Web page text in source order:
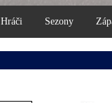
Hráči Sezony